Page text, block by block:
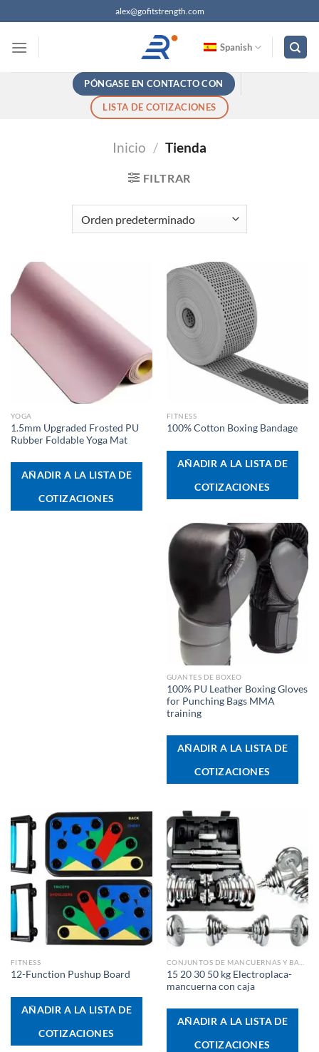
al
contenido
alex@gofitstrength.com
Spanish
PÓNGASE EN CONTACTO CON
LISTA DE COTIZACIONES
Inicio / Tienda
FILTRAR
YOGA
1.5mm Upgraded Frosted PU
Rubber Foldable Yoga Mat
AÑADIR A LA LISTA DE
COTIZACIONES
FITNESS
100% Cotton Boxing Bandage
AÑADIR A LA LISTA DE
COTIZACIONES
GUANTES DE BOXEO
100% PU Leather Boxing Gloves
for Punching Bags MMA
training
AÑADIR A LA LISTA DE
COTIZACIONES
FITNESS
12-Function Pushup Board
AÑADIR A LA LISTA DE
COTIZACIONES
15 20 30 50 kg Electroplaca-
mancuerna con caja
AÑADIR A LA LISTA DE
COTIZACIONES